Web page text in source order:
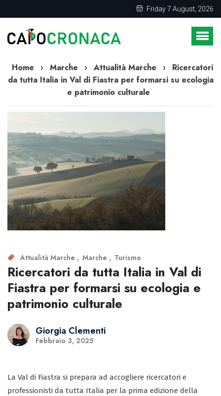
Friday 7 August, 2026
Home › Marche › Attualità Marche ›
Ricercatori
da tutta Italia in Val di Fiastra per formarsi su ecologia
e patrimonio culturale
Attualità Marche Marche Turismo
Ricercatori da tutta Italia in Val di
Fiastra per formarsi su ecologia e
patrimonio culturale
Giorgia Clementi
Febbraio 3, 2025
La Val di Fiastra si prepara ad accogliere ricercatori e
professionisti da tutta Italia per la prima edizione della